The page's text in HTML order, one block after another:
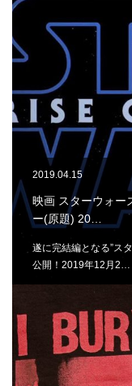
2019.04.15
映画 スターウォー
ー(原題) 20…
遂に完結編となる”ス
公開！2019年12月2…